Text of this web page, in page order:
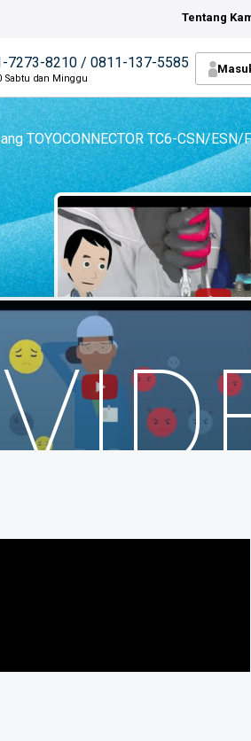
Tentang
7273-8210 / 0811-137-5585
Sabtu dan Minggu
TOYOCONNECTOR TC6-CSN/ESN/